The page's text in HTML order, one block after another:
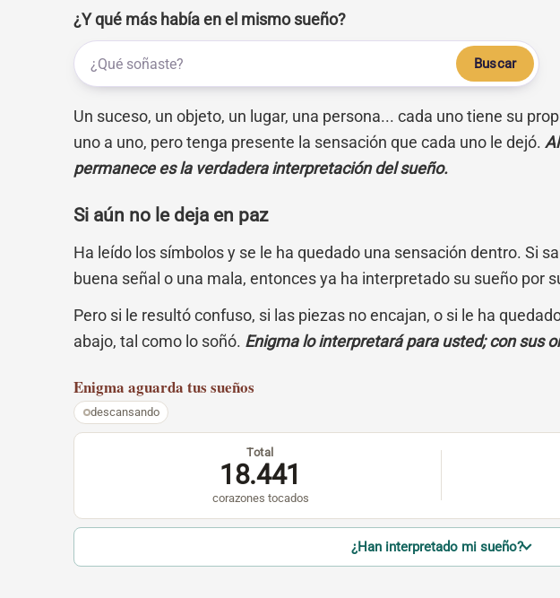
¿Y qué más había en el mismo sueño?
Buscar
Un suceso, un objeto, un lugar, una persona... cada uno tiene su
uno a uno, pero tenga presente la sensación que cada uno le dejó.
permanece es la verdadera interpretación del sueño.
Si aún no le deja en paz
Ha leído los símbolos y se le ha quedado una sensación dentro. Si
buena señal o una mala, entonces ya ha interpretado su sueño por
Pero si le resultó confuso, si las piezas no encajan, o si le ha
abajo, tal como lo soñó. Enigma lo interpretará para usted; con sus
Enigma aguarda tus sueños
descansando
Total
18.441
corazones tocados
¿Han interpretado mi sueño?